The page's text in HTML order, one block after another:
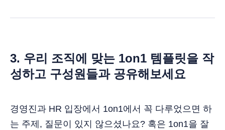
3. 우리 조직에 맞는 1on1 템플릿을 작
성하고 구성원들과 공유해보세요
경영진과 HR 입장에서 1on1에서 꼭 다루었으면 하
는 주제, 질문이 있지 않으셨나요? 혹은 1on1을 잘